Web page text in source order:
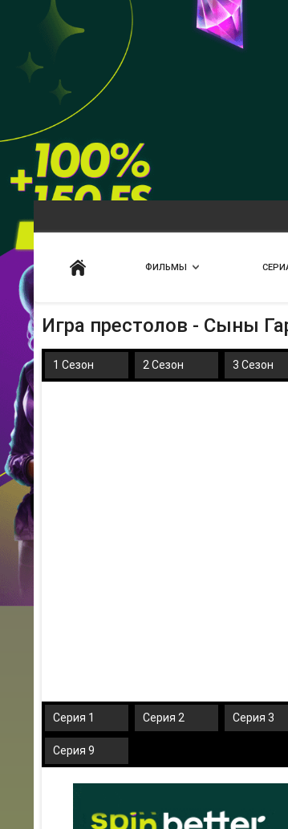
ФИЛЬМЫ
Игра престолов - Сыны
1 Сезон 2 Сезон 3 Сезон
Серия 1 Серия 2 Серия 3
Серия 9